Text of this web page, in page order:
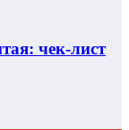
чек-лист